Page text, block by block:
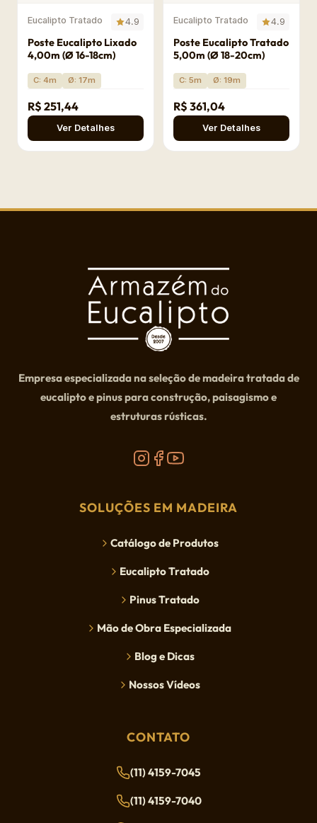
Eucalipto Tratado 4.9
Poste Eucalipto Lixado
4,00m (Ø 16-18cm)
C: 4m Ø: 17m
R$ 251,44
Ver Detalhes
Eucalipto Tratado 4.9
Poste Eucalipto Tratado
5,00m (Ø 18-20cm)
C: 5m Ø: 19m
R$ 361,04
Ver Detalhes
Empresa especializada na seleção de madeira tratada de
eucalipto e pinus para construção, paisagismo e
estruturas rústicas.
SOLUÇÕES EM MADEIRA
Catálogo de Produtos
Eucalipto Tratado
Pinus Tratado
Mão de Obra Especializada
Blog e Dicas
Nossos Vídeos
CONTATO
(11) 4159-7045
(11) 4159-7040